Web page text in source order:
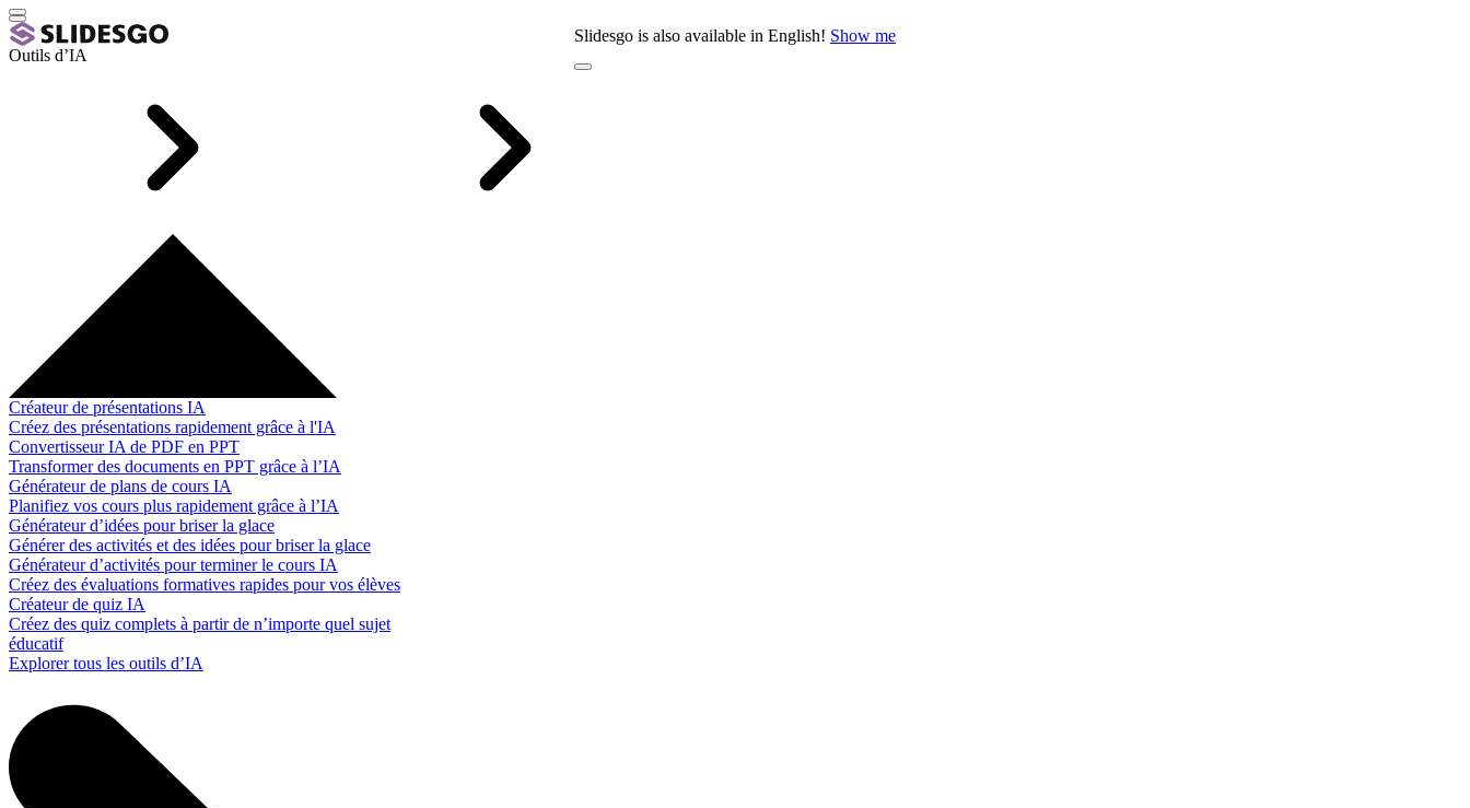
Slidesgo is also available in English! Show me
Outils d’IA
Créateur de présentations IA
Créez des présentations rapidement grâce à l'IA
Convertisseur IA de PDF en PPT
Transformer des documents en PPT grâce à l’IA
Générateur de plans de cours IA
Planifiez vos cours plus rapidement grâce à l’IA
Générateur d’idées pour briser la glace
Générer des activités et des idées pour briser la glace
Générateur d’activités pour terminer le cours IA
Créez des évaluations formatives rapides pour vos élèves
Créateur de quiz IA
Créez des quiz complets à partir de n’importe quel sujet
éducatif
Explorer tous les outils d’IA